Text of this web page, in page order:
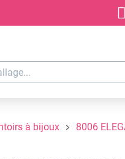
à bijoux 8006